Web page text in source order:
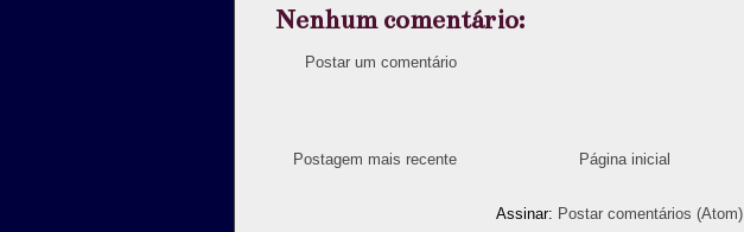
Nenhum comentário:
Postar um comentário
Postagem mais recente Página inicial
Assinar: Postar comentários (Atom)